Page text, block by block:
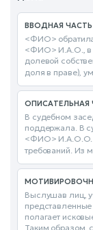
ВВОДНАЯ ЧАСТЬ
<ФИО>
<ФИО> И.А.О., в
долевой
доля в праве),
ОПИСАТЕЛЬНАЯ
В судебном
поддержала. В
<ФИО> И.А.О.О.
требований. Из
Выслушав лиц,
полагает
Таким образом,